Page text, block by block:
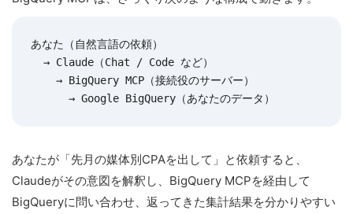
あなた（自然言語の依頼）
      → Google BigQuery（あなたのデータ）
あなたが「先月の媒体別CPAを出して」と依頼すると、
Claudeがその意図を解釈し、BigQuery MCPを経由して
BigQueryに問い合わせ、返ってきた集計結果を分かりやすい